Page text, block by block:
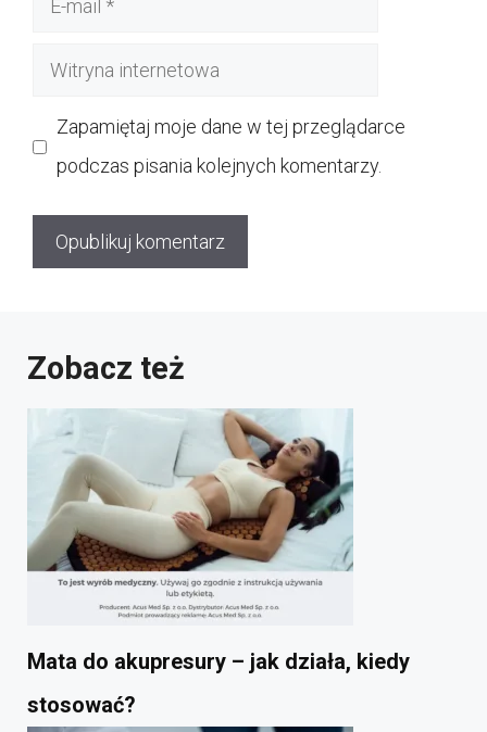
Witryna
Zapamiętaj moje dane w tej przeglądarce
podczas pisania kolejnych komentarzy.
Zobacz też
Mata do akupresury – jak działa, kiedy
stosować?